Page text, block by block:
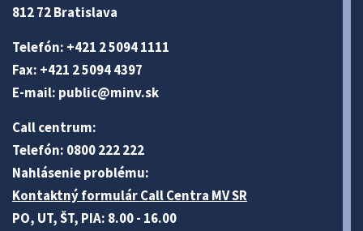
812 72 Bratislava
Telefón: +421 2 5094 1111
Fax: +421 2 5094 4397
E-mail: public@minv.sk
Call centrum:
Telefón: 0800 222 222
Nahlásenie problému:
Kontaktný formulár Call Centra MV SR
PO, UT, ŠT, PIA: 8.00 - 16.00